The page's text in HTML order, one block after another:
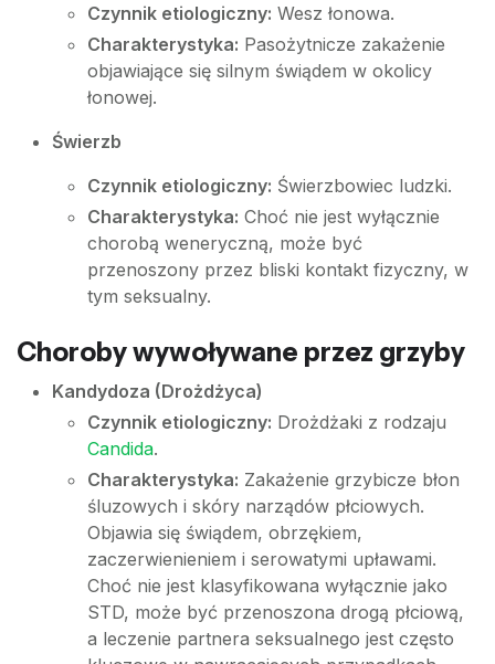
Czynnik etiologiczny: Wesz łonowa.
Charakterystyka: Pasożytnicze zakażenie
objawiające się silnym świądem w okolicy
łonowej.
Świerzb
Czynnik etiologiczny: Świerzbowiec ludzki.
Charakterystyka: Choć nie jest wyłącznie
chorobą weneryczną, może być
przenoszony przez bliski kontakt fizyczny, w
tym seksualny.
Choroby wywoływane przez grzyby
Kandydoza (Drożdżyca)
Czynnik etiologiczny: Drożdżaki z rodzaju
Candida.
Charakterystyka: Zakażenie grzybicze błon
śluzowych i skóry narządów płciowych.
Objawia się świądem, obrzękiem,
zaczerwienieniem i serowatymi upławami.
Choć nie jest klasyfikowana wyłącznie jako
STD, może być przenoszona drogą płciową,
a leczenie partnera seksualnego jest często